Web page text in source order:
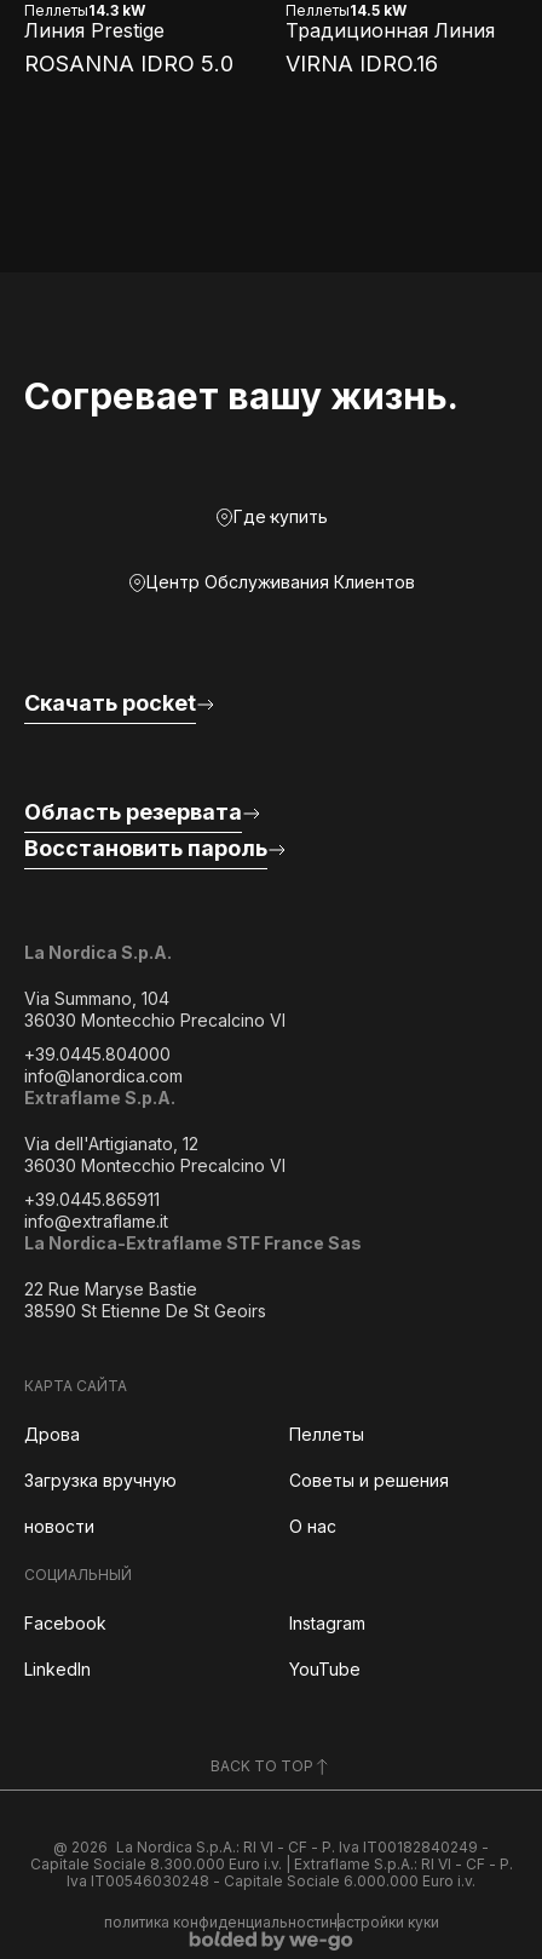
Пеллеты14.3 kW
Линия Prestige
ROSANNA IDRO 5.0
Пеллеты14.5 kW
Традиционная Линия
VIRNA IDRO.16
Согревает вашу жизнь.
Где купить
Центр Обслуживания Клиентов
La Nordica S.p.A.
Via Summano, 104
36030 Montecchio Precalcino VI
+39.0445.804000
info@lanordica.com
Extraflame S.p.A.
Via dell'Artigianato, 12
36030 Montecchio Precalcino VI
+39.0445.865911
info@extraflame.it
La Nordica-Extraflame STF France Sas
22 Rue Maryse Bastie
38590 St Etienne De St Geoirs
Скачать pocket
Область резервата
Восстановить пароль
КАРТА САЙТА
Дрова Пеллеты
Загрузка вручную Советы и решения
новости О нас
СОЦИАЛЬНЫЙ
Facebook Instagram
LinkedIn YouTube
BACK TO TOP
@ 2026 La Nordica S.p.A.: RI VI - CF - P. Iva IT00182840249 -
Capitale Sociale 8.300.000 Euro i.v. | Extraflame S.p.A.: RI VI - CF - P.
Iva IT00546030248 - Capitale Sociale 6.000.000 Euro i.v.
политика конфиденциальностинастройки куки